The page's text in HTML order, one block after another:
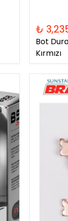
₺
Bot
Kırmızı